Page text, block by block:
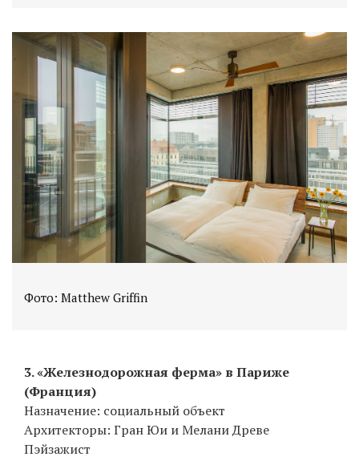
Фото: Matthew Griffin
3. «Железнодорожная ферма» в Париже
(Франция)
Назначение: социальный объект
Архитекторы: Гран Юи и Мелани Древе
Пэйзажист